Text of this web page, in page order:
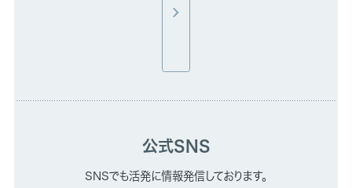
公式SNS
SNSでも活発に情報発信しております。